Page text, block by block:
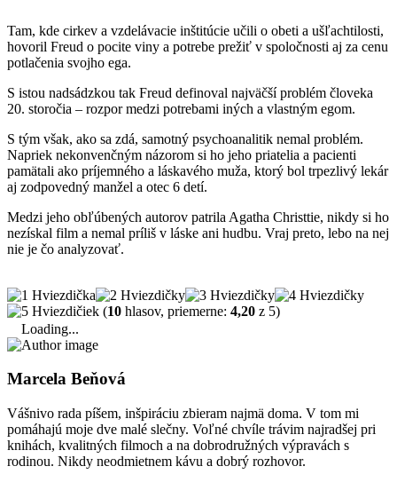
Tam, kde cirkev a vzdelávacie inštitúcie učili o obeti a ušľachtilosti,
hovoril Freud o pocite viny a potrebe prežiť v spoločnosti aj za cenu
potlačenia svojho ega.
S istou nadsádzkou tak Freud definoval najväčší problém človeka
20. storočia – rozpor medzi potrebami iných a vlastným egom.
S tým však, ako sa zdá, samotný psychoanalitik nemal problém.
Napriek nekonvenčným názorom si ho jeho priatelia a pacienti
pamätali ako príjemného a láskavého muža, ktorý bol trpezlivý lekár
aj zodpovedný manžel a otec 6 detí.
Medzi jeho obľúbených autorov patrila Agatha Christtie, nikdy si ho
nezískal film a nemal príliš v láske ani hudbu. Vraj preto, lebo na nej
nie je čo analyzovať.
(10 hlasov, priemerne: 4,20 z 5)
Loading...
Marcela Beňová
Vášnivo rada píšem, inšpiráciu zbieram najmä doma. V tom mi
pomáhajú moje dve malé slečny. Voľné chvíle trávim najradšej pri
knihách, kvalitných filmoch a na dobrodružných výpravách s
rodinou. Nikdy neodmietnem kávu a dobrý rozhovor.